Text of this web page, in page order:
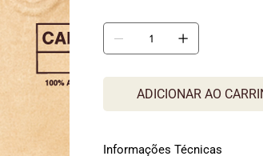
ADICIONAR AO
Informações Técnicas